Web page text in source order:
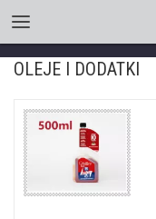
OLEJE I DODATKI